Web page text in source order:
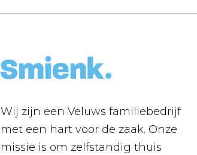
Wij zijn een Veluws familiebedrijf
met een hart voor de zaak. Onze
missie is om zelfstandig thuis